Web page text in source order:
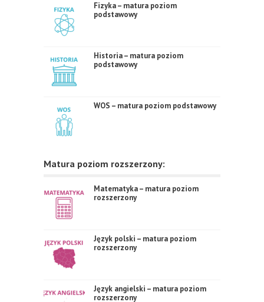
Fizyka – matura poziom
podstawowy
Historia – matura poziom
podstawowy
WOS – matura poziom podstawowy
Matura poziom rozszerzony:
Matematyka – matura poziom
rozszerzony
Język polski – matura poziom
rozszerzony
Język angielski – matura poziom
rozszerzony